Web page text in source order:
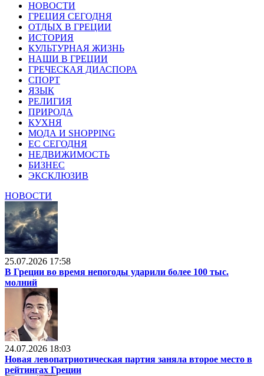
НОВОСТИ
ГРЕЦИЯ СЕГОДНЯ
ОТДЫХ В ГРЕЦИИ
ИСТОРИЯ
КУЛЬТУРНАЯ ЖИЗНЬ
НАШИ В ГРЕЦИИ
ГРЕЧЕСКАЯ ДИАСПОРА
СПОРТ
ЯЗЫК
РЕЛИГИЯ
ПРИРОДА
КУХНЯ
МОДА И SHOPPING
ЕС СЕГОДНЯ
НЕДВИЖИМОСТЬ
БИЗНЕС
ЭКСКЛЮЗИВ
НОВОСТИ
25.07.2026 17:58
В Греции во время непогоды ударили более 100 тыс.
молний
24.07.2026 18:03
Новая левопатриотическая партия заняла второе место в
рейтингах Греции